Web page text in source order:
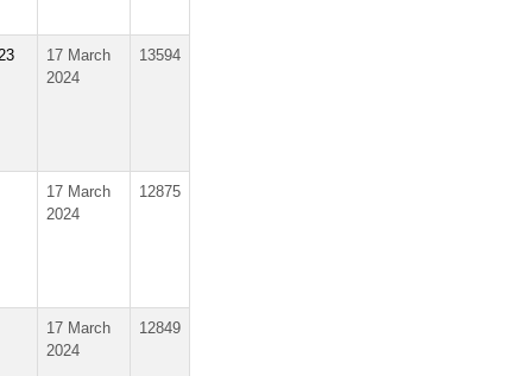
17 March
2024
13594
17 March
2024
12875
17 March
2024
12849